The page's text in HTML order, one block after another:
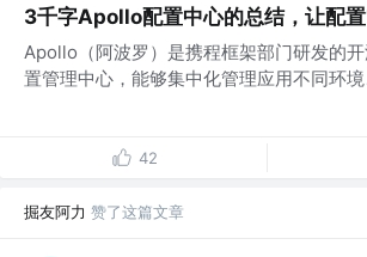
3千字Apollo配置中心的总结，让配置
Apollo（阿波罗）是携程框架部门研发的
置管理中心，能够集中化管理应用不同环
42
掘友阿力 赞了这篇文章